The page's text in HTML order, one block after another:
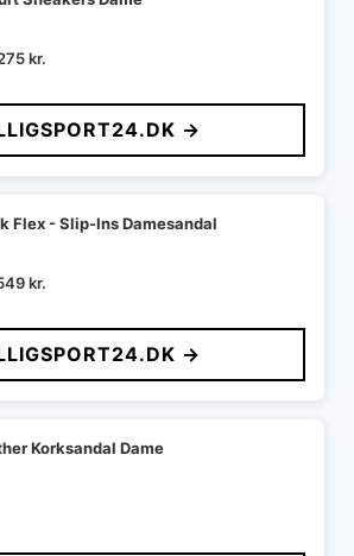
kr..
kr.
pris
er:
275 kr..
→
Flex - Slip-Ins Damesandal
kr..
kr.
pris
er:
549 kr..
→
Korksandal Dame